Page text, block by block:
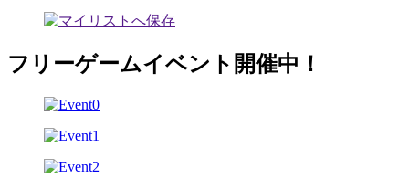
フリーゲームイベント開催中！